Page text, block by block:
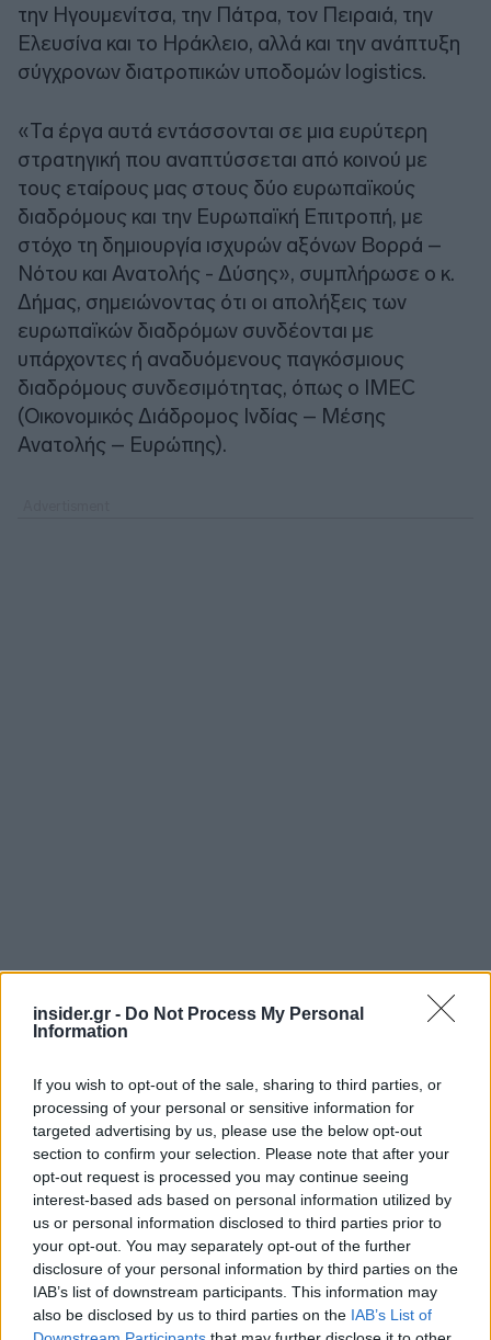
insider.gr - Do Not Process My Personal
Information
If you wish to opt-out of the sale, sharing to third parties, or
processing of your personal or sensitive information for
targeted advertising by us, please use the below opt-out
section to confirm your selection. Please note that after your
opt-out request is processed you may continue seeing
interest-based ads based on personal information utilized by
us or personal information disclosed to third parties prior to
your opt-out. You may separately opt-out of the further
disclosure of your personal information by third parties on the
IAB’s list of downstream participants. This information may
also be disclosed by us to third parties on the IAB’s List of
την Ηγουμενίτσα, την Πάτρα, τον Πειραιά, την
Ελευσίνα και το Ηράκλειο, αλλά και την ανάπτυξη
σύγχρονων διατροπικών υποδομών logistics.
«Τα έργα αυτά εντάσσονται σε μια ευρύτερη
στρατηγική που αναπτύσσεται από κοινού με
τους εταίρους μας στους δύο ευρωπαϊκούς
διαδρόμους και την Ευρωπαϊκή Επιτροπή, με
στόχο τη δημιουργία ισχυρών αξόνων Βορρά –
Νότου και Ανατολής - Δύσης», συμπλήρωσε ο κ.
Δήμας, σημειώνοντας ότι οι απολήξεις των
ευρωπαϊκών διαδρόμων συνδέονται με
υπάρχοντες ή αναδυόμενους παγκόσμιους
διαδρόμους συνδεσιμότητας, όπως ο IMEC
(Οικονομικός Διάδρομος Ινδίας – Μέσης
Ανατολής – Ευρώπης).
Όπως ανέφερε, «ο IMEC έχει τη δυνατότητα να
αναδιαμορφώσει τις παγκόσμιες εμπορικές
διαδρομές, συνδέοντας την Ασία, τη Μέση
Ανατολή και την Ευρώπη, ενώ η Αλεξανδρούπολη
θα αποτελέσει ένα εκ των σημείων σύνδεσης με